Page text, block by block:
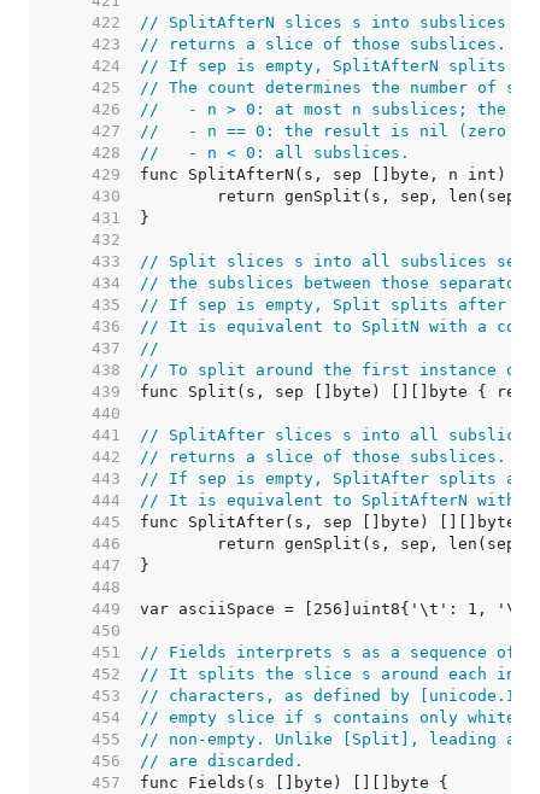
   422
// SplitAfterN slices s into subslices
   423
// returns a slice of those subslices.
   424
// If sep is empty, SplitAfterN splits
   425
// The count determines the number of
   426
//   - n > 0: at most n subslices; the
   427
//   - n == 0: the result is nil (zero
   428
//   - n < 0: all subslices.
   429
   430
   431
   432
   433
// Split slices s into all subslices
   434
// the subslices between those
   435
// If sep is empty, Split splits after each
   436
// It is equivalent to SplitN with a
   437
//
   438
// To split around the first instance of
   439
   440
   441
// SplitAfter slices s into all subslices
   442
// returns a slice of those subslices.
   443
// If sep is empty, SplitAfter splits after
   444
// It is equivalent to SplitAfterN with a
   445
   446
   447
   448
   449
   450
   451
// Fields interprets s as a sequence of
   452
// It splits the slice s around each
   453
// characters, as defined by
   454
// empty slice if s contains only white
   455
// non-empty. Unlike [Split], leading
   456
// are discarded.
   457